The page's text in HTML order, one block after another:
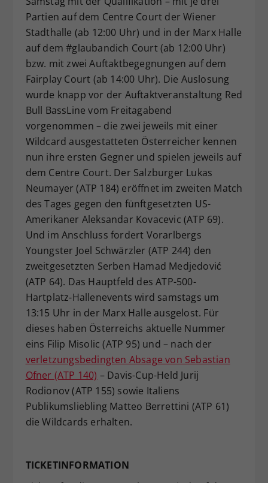
Partien auf dem Centre Court der Wiener
Stadthalle (ab 12:00 Uhr) und in der Marx Halle
auf dem #glaubandich Court (ab 12:00 Uhr)
bzw. mit zwei Auftaktbegegnungen auf dem
Fairplay Court (ab 14:00 Uhr). Die Auslosung
wurde knapp vor der Auftaktveranstaltung Red
Bull BassLine vom Freitagabend
vorgenommen – die zwei jeweils mit einer
Wildcard ausgestatteten Österreicher kennen
nun ihre ersten Gegner und spielen jeweils auf
dem Centre Court. Der Salzburger Lukas
Neumayer (ATP 184) eröffnet im zweiten Match
des Tages gegen den fünftgesetzten US-
Amerikaner Aleksandar Kovacevic (ATP 69).
Und im Anschluss fordert Vorarlbergs
Youngster Joel Schwärzler (ATP 244) den
zweitgesetzten Serben Hamad Medjedović
(ATP 64). Das Hauptfeld des ATP-500-
Hartplatz-Hallenevents wird samstags um
13:15 Uhr in der Marx Halle ausgelost. Für
dieses haben Österreichs aktuelle Nummer
eins Filip Misolic (ATP 95) und – nach der
verletzungsbedingten Absage von Sebastian
Ofner (ATP 140) – Davis-Cup-Held Jurij
Rodionov (ATP 155) sowie Italiens
Publikumsliebling Matteo Berrettini (ATP 61)
die Wildcards erhalten.
TICKETINFORMATION
Zweck
Dieser Wert speichert Ihre Consent-
Einstellungen. Unter anderem eine
zufällig generierte ID, für die
historische Speicherung Ihrer
vorgenommen Einstellungen, falls der
Webseiten-Betreiber dies eingestellt
hat.